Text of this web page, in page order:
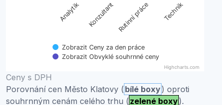
Zobrazit Ceny za den práce
Zobrazit Obvyklé souhrnné ceny
Analytik Konzultant Rutinní práce Technik
Highcharts.com
End of interactive chart.
Ceny s DPH
Porovnání cen Město Klatovy ( bílé boxy) oproti
souhrnným cenám celého trhu ( zelené boxy).